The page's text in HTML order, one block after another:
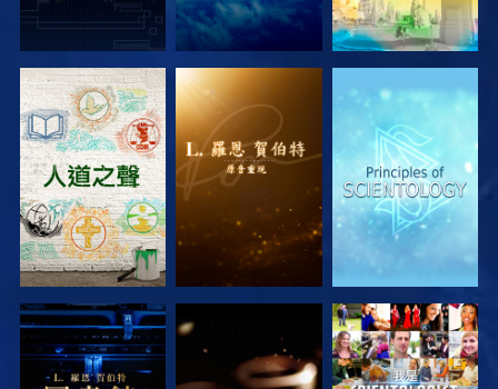
探索系列節目 探索系列節目 探索系列節目
探索系列節目 探索系列節目 觀看